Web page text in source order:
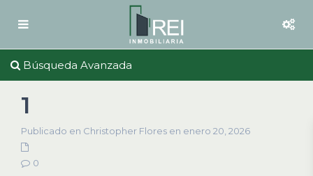
Búsqueda Avanzada
1
Publicado en Christopher Flores en enero 20, 2026
0